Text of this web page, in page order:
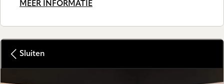
MEER INFORMATIE
Sluiten